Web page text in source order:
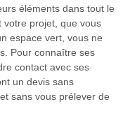
éléments dans tout le
votre projet, que vous
espace vert, vous ne
Pour connaître ses
contact avec ses
un devis sans
sans vous prélever de